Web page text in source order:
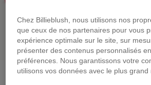
Lunettes De Soleil Fleur
Sac
Chez Billieblush, nous utilisons nos
que ceux de nos partenaires pour vous
expérience optimale sur le site, sur
présenter des contenus personnalisés
préférences. Nous garantissons votre
utilisons vos données avec le plus grand